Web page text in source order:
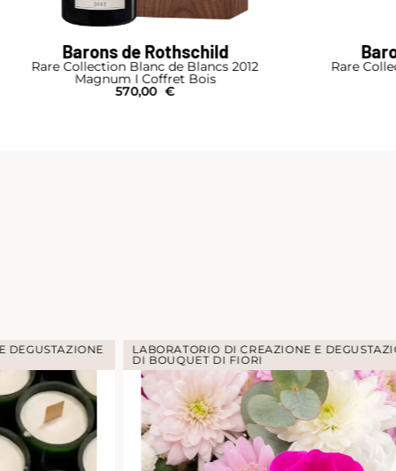
Barons de Rothschild
Rare Collection Blanc de Blancs 2012
Magnum I Coffret Bois
570,00 €
Rare
DEGUSTAZIONE
LABORATORIO DI CREAZIONE E
DI BOUQUET DI FIORI